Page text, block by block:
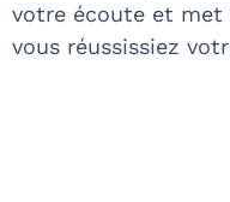
votre écoute et
vous réussissiez